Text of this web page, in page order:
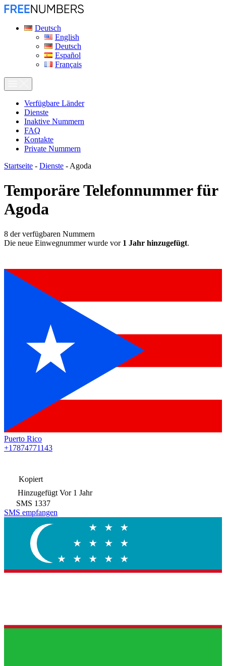
Deutsch
English
Deutsch
Español
Français
Verfügbare Länder
Dienste
Inaktive Nummern
FAQ
Kontakte
Private Nummern
Startseite - Dienste - Agoda
Temporäre Telefonnummer für
Agoda
8 der verfügbaren Nummern
Die neue Einwegnummer wurde vor 1 Jahr hinzugefügt.
Puerto Rico
+17874771143
Kopiert
Hinzugefügt Vor 1 Jahr
SMS 1337
SMS empfangen